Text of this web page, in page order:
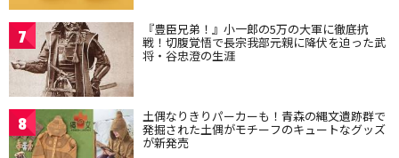
7 『豊臣兄弟！』小一郎の5万の大軍に徹底抗
戦！切腹覚悟で長宗我部元親に降伏を迫った武
将・谷忠澄の生涯
8 土偶なりきりパーカーも！青森の縄文遺跡群で
発掘された土偶がモチーフのキュートなグッズ
が新発売